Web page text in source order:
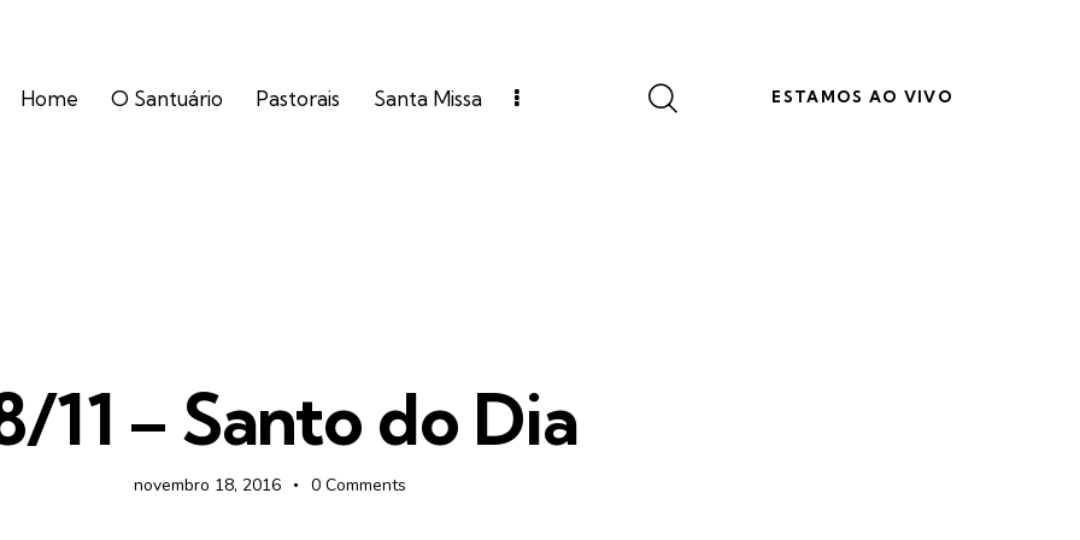
Home O Santuário Pastorais Santa Missa ESTAMOS AO VIVO
11 – Santo do Dia
novembro 18, 2016 0 Comments